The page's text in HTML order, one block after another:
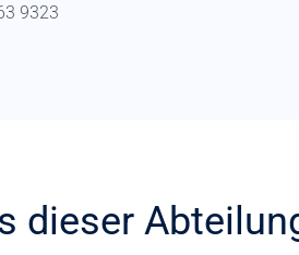
9323
dieser